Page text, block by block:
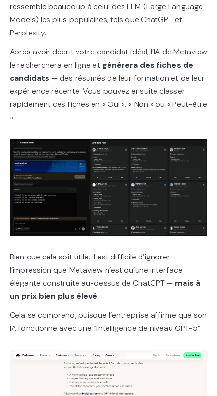
ressemble beaucoup à celui des LLM (Large Language
Models) les plus populaires, tels que ChatGPT et
Perplexity.
Après avoir décrit votre candidat idéal, l’IA de Metaview
le recherchera en ligne et générera des fiches de
candidats — des résumés de leur formation et de leur
expérience récente. Vous pouvez ensuite classer
rapidement ces fiches en « Oui », « Non » ou « Peut-être
».
Bien que cela soit utile, il est difficile d’ignorer
l’impression que Metaview n’est qu’une interface
élégante construite au-dessus de ChatGPT — mais à
un prix bien plus élevé.
Cela se comprend, puisque l’entreprise affirme que son
IA fonctionne avec une “intelligence de niveau GPT-5”.